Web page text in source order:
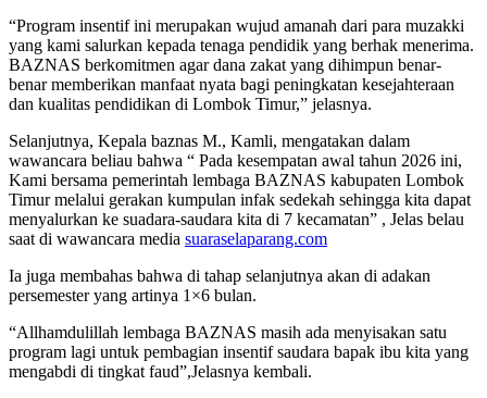
“Program insentif ini merupakan wujud amanah dari para muzakki
yang kami salurkan kepada tenaga pendidik yang berhak menerima.
BAZNAS berkomitmen agar dana zakat yang dihimpun benar-
benar memberikan manfaat nyata bagi peningkatan kesejahteraan
dan kualitas pendidikan di Lombok Timur,” jelasnya.
Selanjutnya, Kepala baznas M., Kamli, mengatakan dalam
wawancara beliau bahwa “ Pada kesempatan awal tahun 2026 ini,
Kami bersama pemerintah lembaga BAZNAS kabupaten Lombok
Timur melalui gerakan kumpulan infak sedekah sehingga kita dapat
menyalurkan ke suadara-saudara kita di 7 kecamatan” , Jelas belau
saat di wawancara media suaraselaparang.com
Ia juga membahas bahwa di tahap selanjutnya akan di adakan
persemester yang artinya 1×6 bulan.
“Allhamdulillah lembaga BAZNAS masih ada menyisakan satu
program lagi untuk pembagian insentif saudara bapak ibu kita yang
mengabdi di tingkat faud”,Jelasnya kembali.